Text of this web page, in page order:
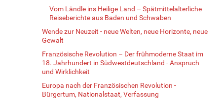
Vom Ländle ins Heilige Land – Spätmittelalterliche
Reiseberichte aus Baden und Schwaben
Wende zur Neuzeit - neue Welten, neue Horizonte, neue
Gewalt
Französische Revolution – Der frühmoderne Staat im
18. Jahrhundert in Südwestdeutschland - Anspruch
und Wirklichkeit
Europa nach der Französischen Revolution -
Bürgertum, Nationalstaat, Verfassung